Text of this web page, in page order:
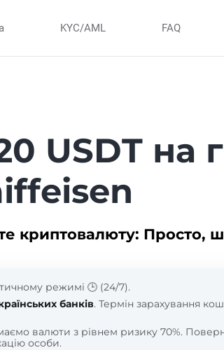
KYC/AML FAQ
USDT на
криптовалюту: Просто,
режимі 🕒 (24/7).
банків. Термін зарахування
валюти з рівнем ризику 70%.
особи.